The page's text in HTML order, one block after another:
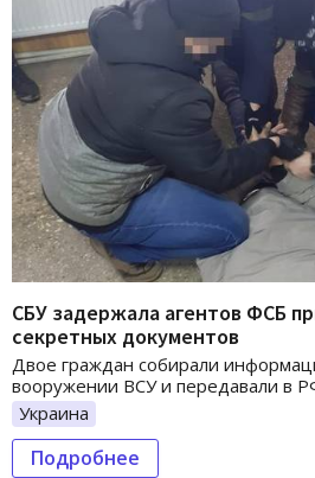
СБУ задержала агентов ФСБ
секретных документов
Двое граждан собирали
вооружении ВСУ и передавали в
Украина
Подробнее